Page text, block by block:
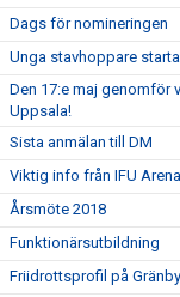
Dags för nomineringen
Unga stavhoppare
Den 17:e maj genomför
Uppsala!
Sista anmälan till DM
Viktig info från IFU
Årsmöte 2018
Funktionärsutbildning
Friidrottsprofil på